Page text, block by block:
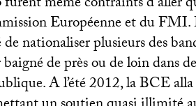
Européenne et duFMI.
nationaliser plusieurs des
de près ou de loin dans
A l’été 2012, laBCE